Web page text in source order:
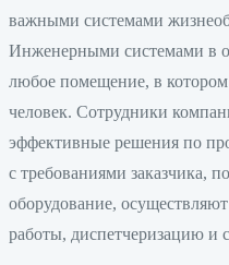
важными системами
Инженерными системами в
любое помещение, в
человек. Сотрудники
эффективные решения по
с требованиями заказчика,
оборудование,
работы, диспетчеризацию и